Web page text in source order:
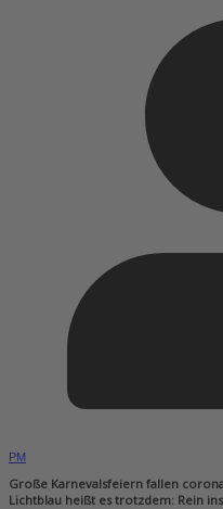
PM
Große Karnevalsfeiern fallen
Lichtblau heißt es trotzdem: Rein